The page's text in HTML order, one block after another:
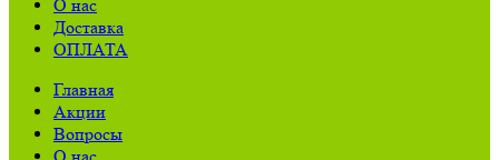
О нас
Доставка
ОПЛАТА
Главная
Акции
Вопросы